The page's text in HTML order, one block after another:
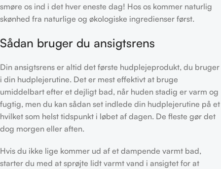
smøre os ind i det hver eneste dag! Hos os kommer naturlig
skønhed fra naturlige og økologiske ingredienser først.
Sådan bruger du ansigtsrens
Din ansigtsrens er altid det første hudplejeprodukt, du bruger
i din hudplejerutine. Det er mest effektivt at bruge
umiddelbart efter et dejligt bad, når huden stadig er varm og
fugtig, men du kan sådan set indlede din hudplejerutine på et
hvilket som helst tidspunkt i løbet af dagen. De fleste gør det
dog morgen eller aften.
Hvis du ikke lige kommer ud af et dampende varmt bad,
starter du med at sprøjte lidt varmt vand i ansigtet for at